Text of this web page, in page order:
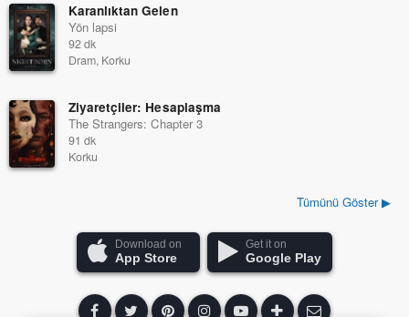
Karanlıktan Gelen
Yön lapsi
92 dk
Dram, Korku
Ziyaretçiler: Hesaplaşma
The Strangers: Chapter 3
91 dk
Korku
Tümünü Göster ▶
Download on
App Store
Get it on
Google Play